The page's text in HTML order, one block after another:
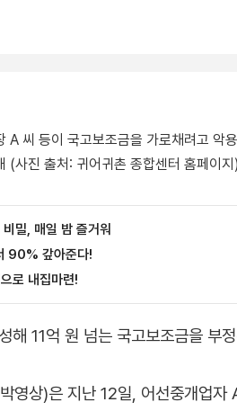
A 씨 등이 국고보조금을 가로채려고 악
(사진 출처: 귀어귀촌 종합센터 홈페이지)
해 11억 원 넘는 국고보조금을 부
영상)은 지난 12일, 어선중개업